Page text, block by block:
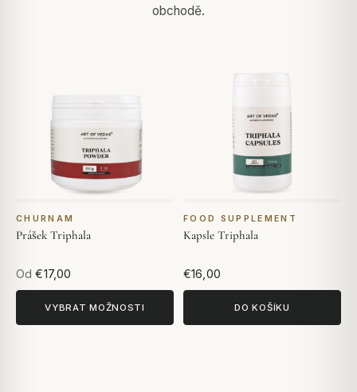
obchodě.
CHURNAM
Prášek Triphala
Od €17,00
VYBRAT MOŽNOSTI
FOOD SUPPLEMENT
Kapsle Triphala
€16,00
DO KOŠÍKU